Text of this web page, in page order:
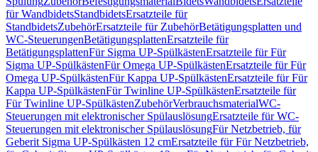
für WandbidetsStandbidetsErsatzteile für
StandbidetsZubehörErsatzteile für ZubehörBetätigungsplatten und
WC-SteuerungenBetätigungsplattenErsatzteile für
BetätigungsplattenFür Sigma UP-SpülkästenErsatzteile für Für
Sigma UP-SpülkästenFür Omega UP-SpülkästenErsatzteile für Für
Omega UP-SpülkästenFür Kappa UP-SpülkästenErsatzteile für Für
Kappa UP-SpülkästenFür Twinline UP-SpülkästenErsatzteile für
Für Twinline UP-SpülkästenZubehörVerbrauchsmaterialWC-
Steuerungen mit elektronischer SpülauslösungErsatzteile für WC-
Steuerungen mit elektronischer SpülauslösungFür Netzbetrieb, für
Geberit Sigma UP-Spülkästen 12 cmErsatzteile für Für Netzbetrieb,